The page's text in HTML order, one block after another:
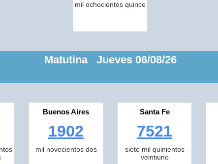
mil ochocientos quince
Matutina Jueves 06/08/26
Buenos Aires
1902
mil novecientos dos
Santa Fe
7521
siete mil quinientos
veintiuno